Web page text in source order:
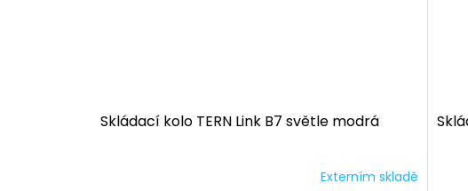
Skládací kolo TERN Link B7 světle modrá
Externím skladě